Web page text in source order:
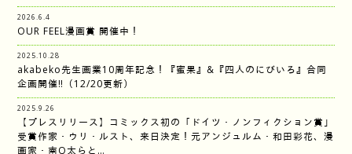
2026.6.4
OUR FEEL漫画賞 開催中！
2025.10.28
akabeko先生画業10周年記念！『蜜果』&『四人のにびいろ』合同
企画開催‼︎（12/20更新）
2025.9.26
【プレスリリース】コミックス初の「ドイツ・ノンフィクション賞」
受賞作家・ウリ・ルスト、来日決定！元アンジュルム・和田彩花、漫
画家・南Q太らと…